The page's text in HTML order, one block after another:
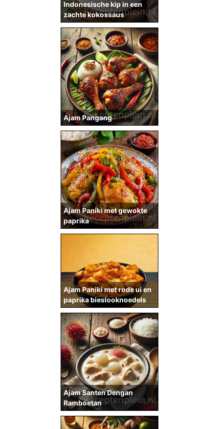
Indonesische kip in een
zachte kokossaus
Ajam Pangang
Ajam Paniki met gewokte
paprika
Ajam Paniki met rode ui en
paprika bieslooknoedels
Ajam Santen Dengan
Ramboetan